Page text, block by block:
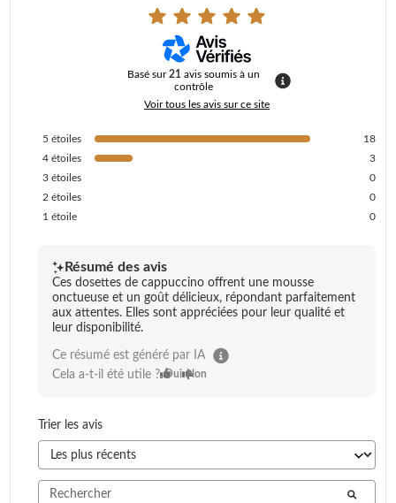
Basé sur21 avis soumis à un
contrôle
Voir tous les avis sur ce site
5 étoiles
18
4 étoiles
3
3 étoiles
0
2 étoiles
0
1 étoile 0
Résumé des avis
Ces dosettes de cappuccino offrent une mousse
onctueuse et un goût délicieux, répondant parfaitement
aux attentes. Elles sont appréciées pour leur qualité et
leur disponibilité.
Ce résumé est généré par IA
Cela a-t-il été utile ? Oui Non
Trier les avis